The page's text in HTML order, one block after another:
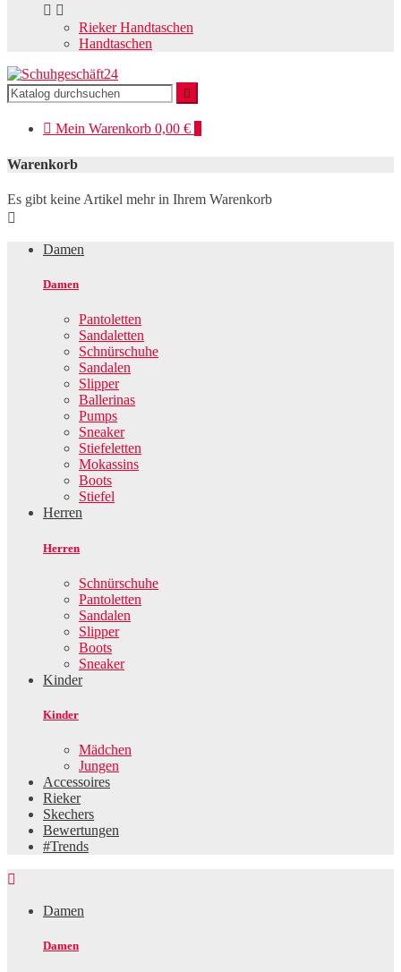
 
Rieker Handtaschen
Handtaschen

 Mein Warenkorb 0,00 €
Warenkorb
Es gibt keine Artikel mehr in Ihrem Warenkorb

Damen
Damen
Pantoletten
Sandaletten
Schnürschuhe
Sandalen
Slipper
Ballerinas
Pumps
Sneaker
Stiefeletten
Mokassins
Boots
Stiefel
Herren
Herren
Schnürschuhe
Pantoletten
Sandalen
Slipper
Boots
Sneaker
Kinder
Kinder
Mädchen
Jungen
Accessoires
Rieker
Skechers
Bewertungen
#Trends

Damen
Damen